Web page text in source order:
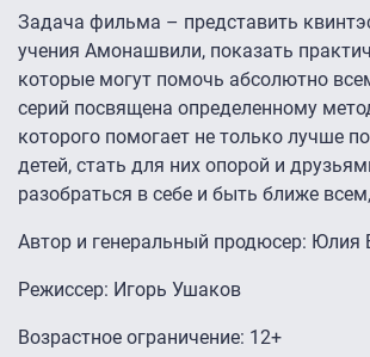
Задача фильма – представить
учения Амонашвили, показать
которые могут помочь абсолютно
серий посвящена определенному
которого помогает не только лучше
детей, стать для них опорой и
разобраться в себе и быть ближе
Автор и генеральный продюсер: Юлия
Режиссер: Игорь Ушаков
Возрастное ограничение: 12+